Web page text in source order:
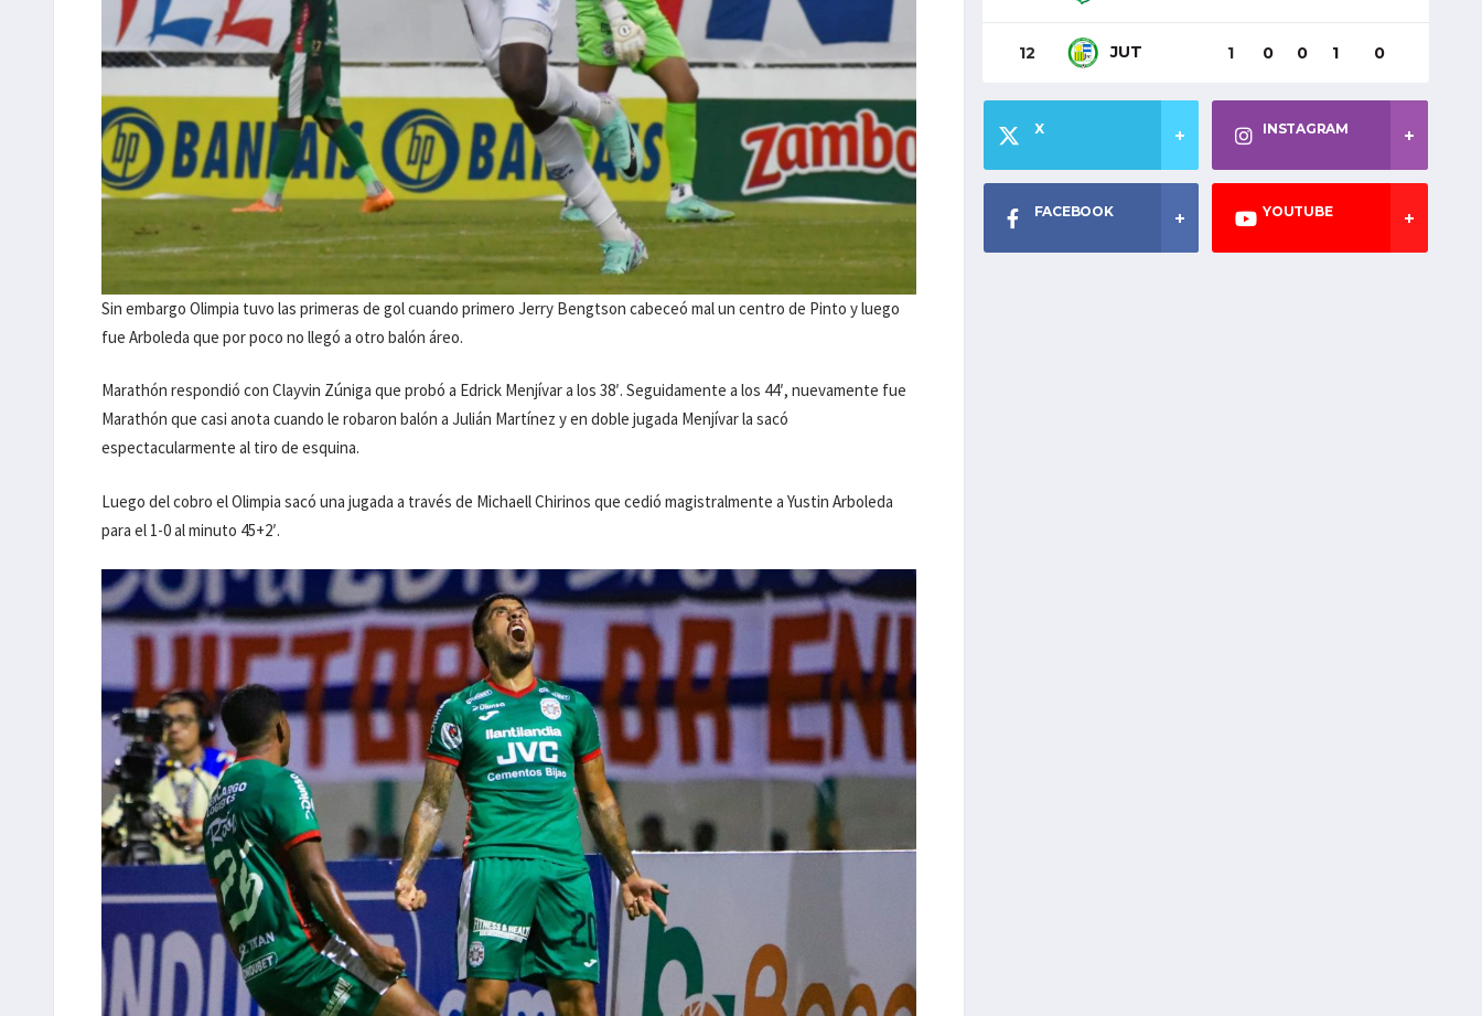
Sin embargo Olimpia tuvo las primeras de gol cuando primero Jerry Bengtson cabeceó mal un centro de Pinto y luego
fue Arboleda que por poco no llegó a otro balón áreo.
Marathón respondió con Clayvin Zúniga que probó a Edrick Menjívar a los 38′. Seguidamente a los 44′, nuevamente fue
Marathón que casi anota cuando le robaron balón a Julián Martínez y en doble jugada Menjívar la sacó
espectacularmente al tiro de esquina.
Luego del cobro el Olimpia sacó una jugada a través de Michaell Chirinos que cedió magistralmente a Yustin Arboleda
para el 1-0 al minuto 45+2′.
12 JUT 1 0 0 1 0
X INSTAGRAM
FACEBOOK YOUTUBE